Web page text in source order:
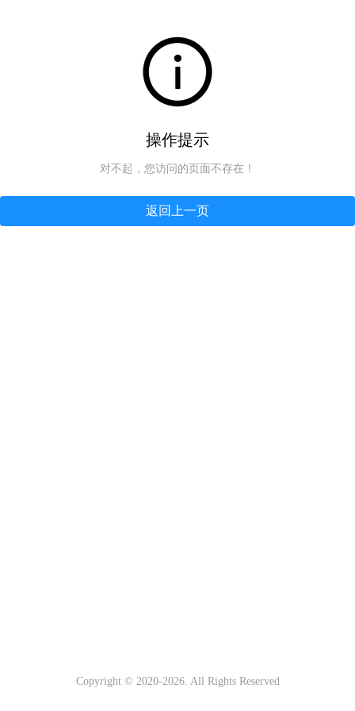
操作提示
对不起，您访问的页面不存在！
返回上一页
Copyright © 2020-2026. All Rights Reserved